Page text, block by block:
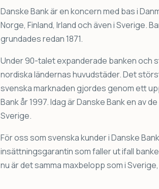
Danske Bank är en koncern med bas i
Norge, Finland, Irland och även i Sverige.
grundades redan 1871.
Under 90-talet expanderade banken och
nordiska ländernas huvudstäder. Det
svenska marknaden gjordes genom ett
Bank år 1997. Idag är Danske Bank en av
Sverige.
För oss som svenska kunder i Danske
insättningsgarantin som faller ut ifall
nu är det samma maxbelopp som i Sverige,